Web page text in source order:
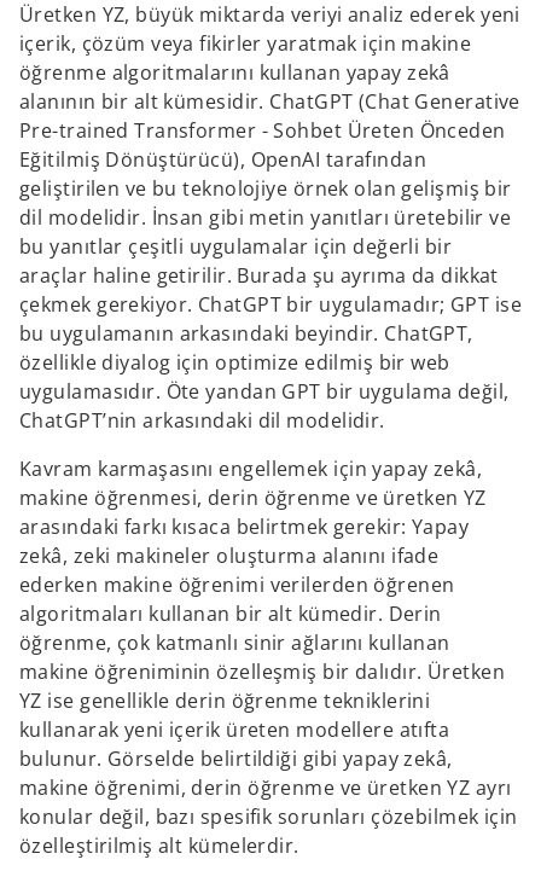
Üretken YZ, büyük miktarda veriyi analiz ederek yeni
içerik, çözüm veya fikirler yaratmak için makine
öğrenme algoritmalarını kullanan yapay zekâ
alanının bir alt kümesidir. ChatGPT (Chat Generative
Pre-trained Transformer - Sohbet Üreten Önceden
Eğitilmiş Dönüştürücü), OpenAI tarafından
geliştirilen ve bu teknolojiye örnek olan gelişmiş bir
dil modelidir. İnsan gibi metin yanıtları üretebilir ve
bu yanıtlar çeşitli uygulamalar için değerli bir
araçlar haline getirilir. Burada şu ayrıma da dikkat
çekmek gerekiyor. ChatGPT bir uygulamadır; GPT ise
bu uygulamanın arkasındaki beyindir. ChatGPT,
özellikle diyalog için optimize edilmiş bir web
uygulamasıdır. Öte yandan GPT bir uygulama değil,
ChatGPT’nin arkasındaki dil modelidir.
Kavram karmaşasını engellemek için yapay zekâ,
makine öğrenmesi, derin öğrenme ve üretken YZ
arasındaki farkı kısaca belirtmek gerekir: Yapay
zekâ, zeki makineler oluşturma alanını ifade
ederken makine öğrenimi verilerden öğrenen
algoritmaları kullanan bir alt kümedir. Derin
öğrenme, çok katmanlı sinir ağlarını kullanan
makine öğreniminin özelleşmiş bir dalıdır. Üretken
YZ ise genellikle derin öğrenme tekniklerini
kullanarak yeni içerik üreten modellere atıfta
bulunur. Görselde belirtildiği gibi yapay zekâ,
makine öğrenimi, derin öğrenme ve üretken YZ ayrı
konular değil, bazı spesifik sorunları çözebilmek için
özelleştirilmiş alt kümelerdir.